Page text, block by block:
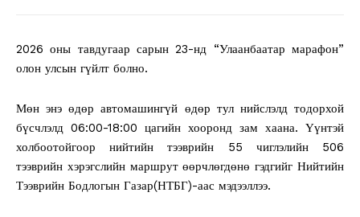
2026 оны тавдугаар сарын 23-нд “Улаанбаатар марафон”
олон улсын гүйлт болно.
Мөн энэ өдөр автомашингүй өдөр тул нийслэлд тодорхой
бүсчлэлд 06:00-18:00 цагийн хооронд зам хаана. Үүнтэй
холбоотойгоор нийтийн тээврийн 55 чиглэлийн 506
тээврийн хэрэгслийн маршрут өөрчлөгдөнө гэдгийг Нийтийн
Тээврийн Бодлогын Газар(НТБГ)-аас мэдээллээ.